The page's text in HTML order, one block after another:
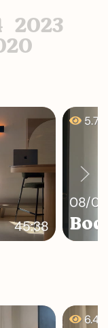
2023
45:38
08/
5.7k
6.4k